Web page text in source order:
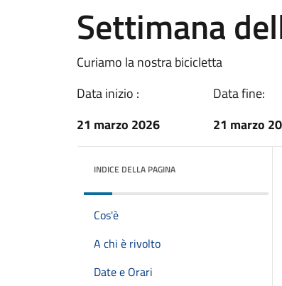
Settimana
Curiamo la nostra bicicletta
Data inizio :
21 marzo 2026
Data fine:
21 marzo
INDICE DELLA PAGINA
Cos'è
A chi è rivolto
Date e Orari